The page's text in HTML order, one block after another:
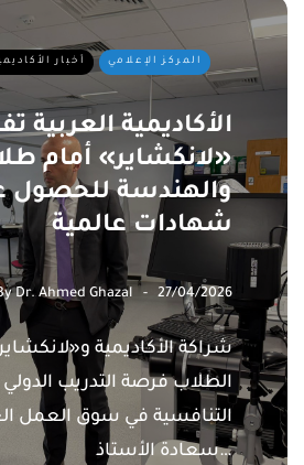
أخبار المركز الإعلامي
الأكاديمية العربية
«لانكشاير» أمام
والهندسة للحصول
شهادات عالمية
Dr. Ahmed Ghazal 27/04/2026
شراكة الأكاديمية
الطلاب فرصة التدريب الدولي
التنافسية في سوق العمل
سعادة الأستاذ…